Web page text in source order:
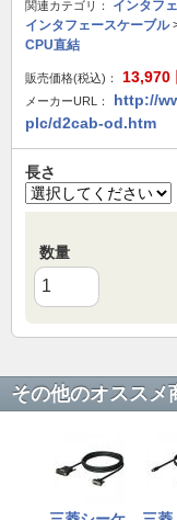
関連カテゴリ：
インタフ
インタフェースケーブル
CPU直結
販売価格(税込)： 13,970
メーカーURL：
http://
plc/d2cab-od.htm
長さ
数量
その他のオススメ